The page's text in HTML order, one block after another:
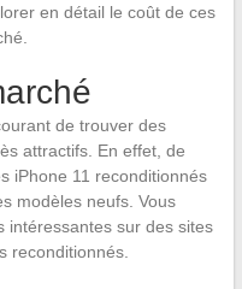
en détail le coût de ces
de trouver des
attractifs. En effet, de
iPhone 11 reconditionnés
modèles neufs. Vous
intéressantes sur des sites
reconditionnés.